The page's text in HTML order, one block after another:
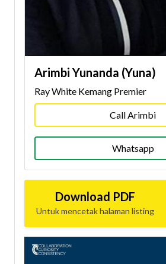
Arimbi Yunanda (Yuna)
Ray White Kemang Premier
Call Arimbi
Whatsapp
Download PDF
Untuk mencetak halaman listing